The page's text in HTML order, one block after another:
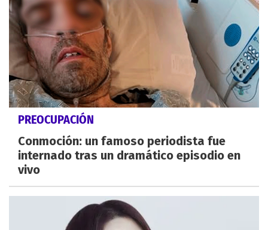
PREOCUPACIÓN
Conmoción: un famoso periodista fue
internado tras un dramático episodio en
vivo